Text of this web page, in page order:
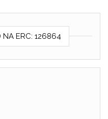
NA ERC: 126864